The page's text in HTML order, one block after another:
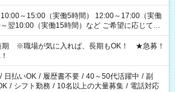
～15:00（実働5時間） 12:00～17:00（実働
（実働15時間）など ご希望に応じて、
できます！ お気軽に担当へ相談ください！
期 ※職場が気に入れば、長期もOK！ ★急募！
/ 日払いOK / 履歴書不要 / 40～50代活躍中 / 副
/ シフト勤務 / 10名以上の大量募集 / 電話対応